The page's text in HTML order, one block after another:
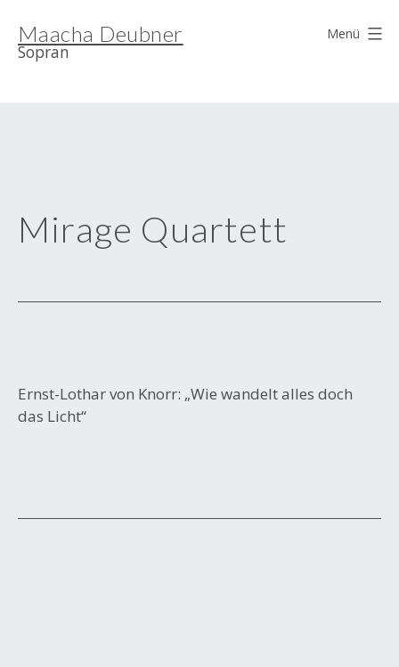
Inhalt
springen
Maacha Deubner
Sopran
Menü
Mirage Quartett
Ernst-Lothar von Knorr: „Wie wandelt alles doch
das Licht“